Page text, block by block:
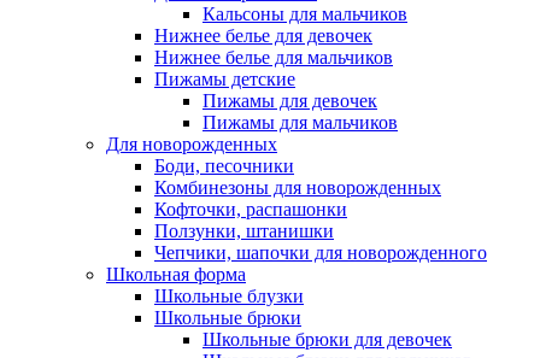
Кальсоны для мальчиков
Нижнее белье для девочек
Нижнее белье для мальчиков
Пижамы детские
Пижамы для девочек
Пижамы для мальчиков
Для новорожденных
Боди, песочники
Комбинезоны для новорожденных
Кофточки, распашонки
Ползунки, штанишки
Чепчики, шапочки для новорожденного
Школьная форма
Школьные блузки
Школьные брюки
Школьные брюки для девочек